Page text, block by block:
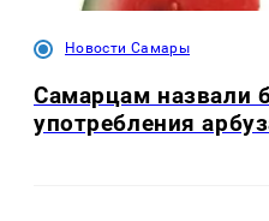
Новости Самары
Самарцам назвали
употребления